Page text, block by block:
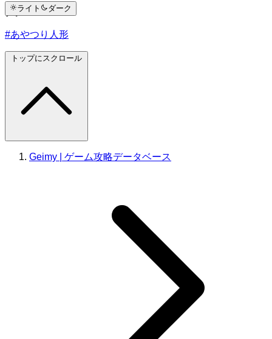
ライト ダーク
タグ
#あやつり人形
トップにスクロール
Geimy | ゲーム攻略データベース